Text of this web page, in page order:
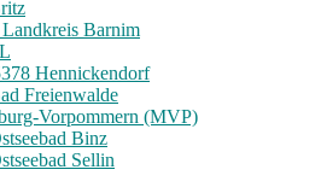
Barnim
Hennickendorf
Freienwalde
Vorpommern (MVP)
Binz
Sellin